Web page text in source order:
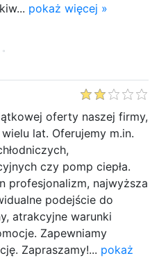
pokaż więcej »
oferty naszej firmy,
lat. Oferujemy m.in.
czy pomp ciepła.
profesjonalizm, najwyższa
podejście do
atrakcyjne warunki
Zapewniamy
Zapraszamy!... pokaż